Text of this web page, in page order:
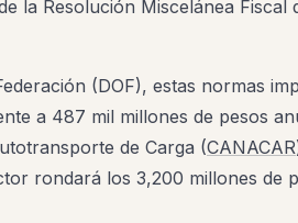
la Resolución Miscelánea Fiscal
(DOF), estas normas
a 487 mil millones de pesos
de Carga (CANACAR
rondará los 3,200 millones de